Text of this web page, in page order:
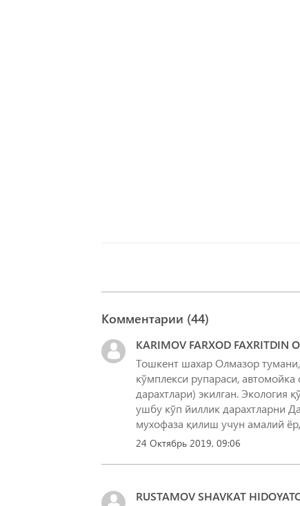
Комментарии (44)
KARIMOV FARXOD FAXRITDIN
Тошкент шахар Олмазор
кўмплекси рупараси,
дарахтлари) экилган. Экология
ушбу кўп йиллик дарахтларни
мухофаза қилиш учун амалий
24 Октябрь 2019, 09:06
RUSTAMOV SHAVKAT